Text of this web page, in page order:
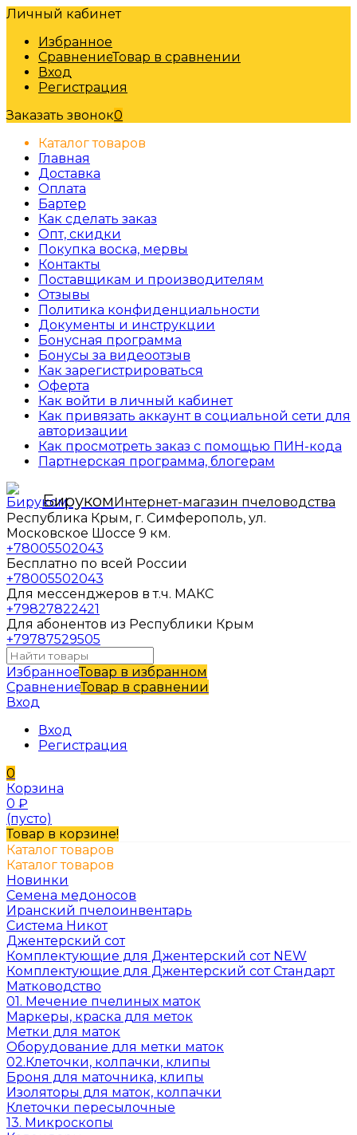
Личный кабинет
Избранное
СравнениеТовар в сравнении
Вход
Регистрация
Заказать звонок0
Каталог товаров
Главная
Доставка
Оплата
Бартер
Как сделать заказ
Опт, скидки
Покупка воска, мервы
Контакты
Поставщикам и производителям
Отзывы
Политика конфиденциальности
Документы и инструкции
Бонусная программа
Бонусы за видеоотзыв
Как зарегистрироваться
Оферта
Как войти в личный кабинет
Как привязать аккаунт в социальной сети для
авторизации
Как просмотреть заказ с помощью ПИН-кода
Партнерская программа, блогерам
БирукомИнтернет-магазин пчеловодства
Республика Крым, г. Симферополь, ул.
Московское Шоссе 9 км.
+78005502043
Бесплатно по всей России
+78005502043
Для мессенджеров в т.ч. МАКС
+79827822421
Для абонентов из Республики Крым
+79787529505
ИзбранноеТовар в избранном
СравнениеТовар в сравнении
Вход
Вход
Регистрация
0
Корзина
0 ₽
(пусто)
Товар в корзине!
Каталог товаров
Каталог товаров
Новинки
Семена медоносов
Иранский пчелоинвентарь
Система Никот
Джентерский сот
Комплектующие для Джентерский сот NEW
Комплектующие для Джентерский сот Стандарт
Матководство
01. Мечение пчелиных маток
Маркеры, краска для меток
Метки для маток
Оборудование для метки маток
02.Клеточки, колпачки, клипы
Броня для маточника, клипы
Изоляторы для маток, колпачки
Клеточки пересылочные
13. Микроскопы